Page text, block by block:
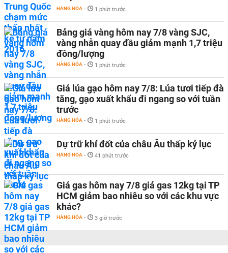
HÀNG HÓA - 1 phút trước
Bảng giá vàng hôm nay 7/8 vàng SJC,
vàng nhẫn quay đầu giảm mạnh 1,7 triệu
đồng/lượng
HÀNG HÓA - 1 phút trước
Giá lúa gạo hôm nay 7/8: Lúa tươi tiếp đà
tăng, gạo xuất khẩu đi ngang so với tuần
trước
HÀNG HÓA - 1 phút trước
Dự trữ khí đốt của châu Âu thấp kỷ lục
HÀNG HÓA - 41 phút trước
Giá gas hôm nay 7/8 giá gas 12kg tại TP
HCM giảm bao nhiêu so với các khu vực
khác?
HÀNG HÓA - 3 giờ trước